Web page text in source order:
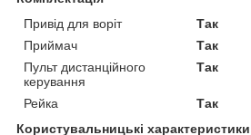
Привід для воріт
Так
Приймач
Так
Пульт дистанційного
керування
Так
Рейка
Так
Користувальницькі характеристики